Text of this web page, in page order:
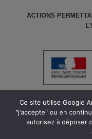
ACTIONS
© le Cnam ARA
Ce site utilise Google
"j'accepte" ou en
autorisez à déposer